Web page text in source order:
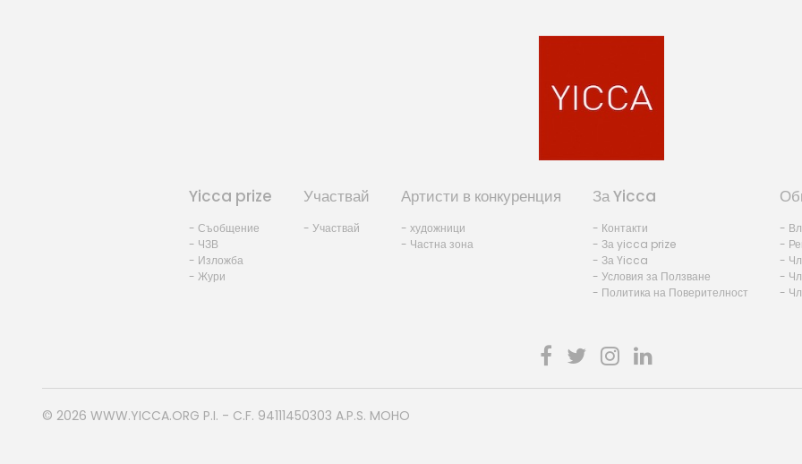
Yicca prize
- Съобщение
- ЧЗВ
- Изложба
- Жури
Участвай
- Участвай
Артисти в конкуренция
- художници
- Частна зона
За Yicca
- Контакти
- За yicca prize
- За Yicca
- Условия за Ползване
- Политика на Поверителност
-
-
-
-
-
© 2026 WWW.YICCA.ORG P.I. - C.F. 94111450303 A.P.S. MOHO